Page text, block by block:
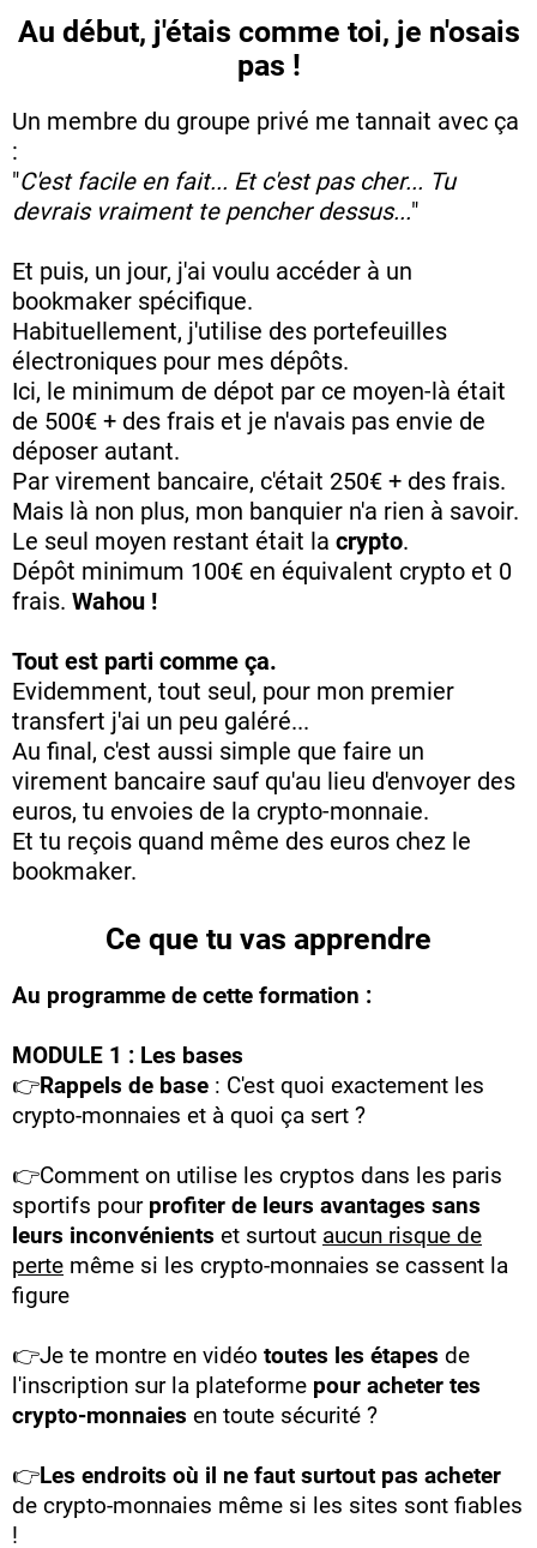
Au début, j'étais comme toi, je n'osais
pas !
Un membre du groupe privé me tannait avec ça
:
"C'est facile en fait... Et c'est pas cher... Tu
devrais vraiment te pencher dessus..."
Et puis, un jour, j'ai voulu accéder à un
bookmaker spécifique.
Habituellement, j'utilise des portefeuilles
électroniques pour mes dépôts.
Ici, le minimum de dépot par ce moyen-là était
de 500€ + des frais et je n'avais pas envie de
déposer autant.
Par virement bancaire, c'était 250€ + des frais.
Mais là non plus, mon banquier n'a rien à savoir.
Le seul moyen restant était la crypto.
Dépôt minimum 100€ en équivalent crypto et 0
frais. Wahou !
Tout est parti comme ça.
Evidemment, tout seul, pour mon premier
transfert j'ai un peu galéré...
Au final, c'est aussi simple que faire un
virement bancaire sauf qu'au lieu d'envoyer des
euros, tu envoies de la crypto-monnaie.
Et tu reçois quand même des euros chez le
bookmaker.
Ce que tu vas apprendre
Au programme de cette formation :
MODULE 1 : Les bases
👉Rappels de base : C'est quoi exactement les
crypto-monnaies et à quoi ça sert ?
👉Comment on utilise les cryptos dans les paris
sportifs pour profiter de leurs avantages sans
leurs inconvénients et surtout aucun risque de
perte même si les crypto-monnaies se cassent la
figure
👉Je te montre en vidéo toutes les étapes de
l'inscription sur la plateforme pour acheter tes
crypto-monnaies en toute sécurité ?
👉Les endroits où il ne faut surtout pas acheter
de crypto-monnaies même si les sites sont fiables
!